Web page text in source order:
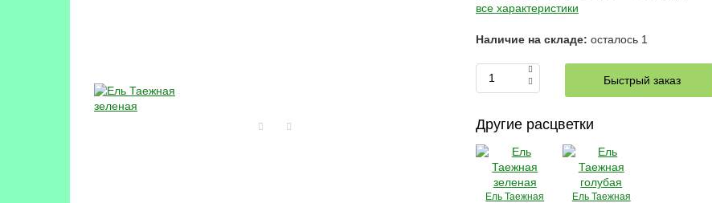
все характеристики
Наличие на складе: осталось 1
Быстрый заказ
Другие расцветки
Ель Таежная
Ель Таежная